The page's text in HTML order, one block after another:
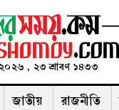
, ২৩ শ্রাবণ ১৪৩৩
জাতীয় রাজনীতি